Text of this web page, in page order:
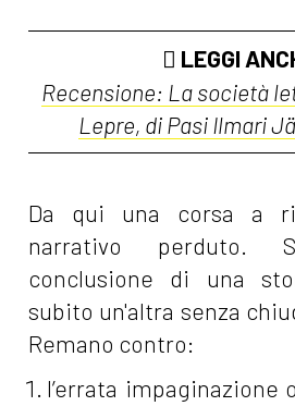
LEGGI
Recensione: La società
Lepre, di Pasi Ilmari
Da qui una corsa a
narrativo perduto.
conclusione di una
subito un'altra senza
Remano contro:
l’errata impaginazione